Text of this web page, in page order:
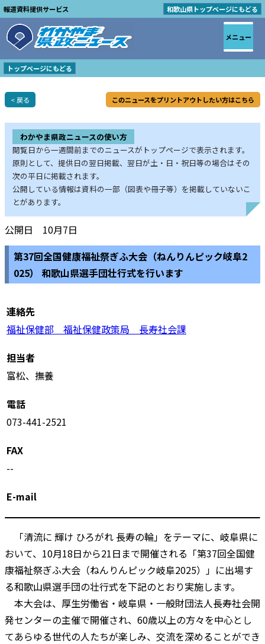
報道資料提供サービス 和歌山県トップページにもどる
トップページにもどる
< 戻る このニュースをプリントアウトしたい方はこちら
わかやま県政ニュースの使い方
閲覧日から一週間前までのニュースがトップページで表示されます。
原則として、提供日の翌日掲載、翌日が土・日・祝日等の場合はその
次の平日に掲載されます。
公開している情報は資料の一部（図表や冊子等）を掲載していないこ
とがあります。
公開日 10月7日
第37回全国健康福祉祭ぎふ大会（ねんりんピック岐阜2
025） 和歌山県選手団壮行式を行います
連絡先
福祉保健部 福祉保健政策局 長寿社会課
担当者
富松、撫養
電話
073-441-2521
FAX
--
E-mail
「清流に 輝け ひろがれ 長寿の輪」をテーマに、岐阜県に
おいて、10月18日から21日まで開催される「第37回全国健
康福祉祭ぎふ大会（ねんりんピック岐阜2025）」に出場す
る和歌山県選手団の壮行式を下記のとおり実施します。
本大会は、厚生労働省・岐阜県・一般財団法人長寿社会開
発センターの主催で開催され、60歳以上の方々を中心とし
てあらゆる世代の人たちが楽しみ、交流を深めることができ
メニュー